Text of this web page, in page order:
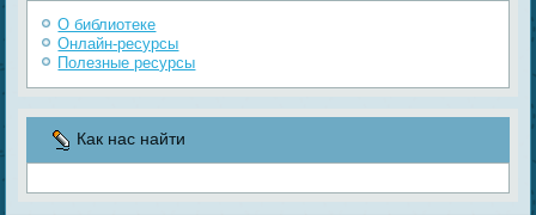
О библиотеке
Онлайн-ресурсы
Полезные ресурсы
Как нас найти